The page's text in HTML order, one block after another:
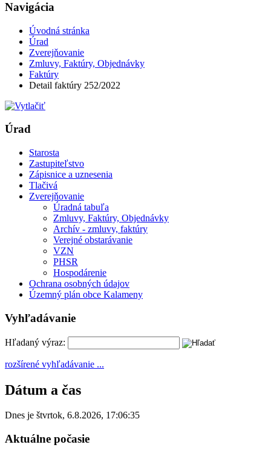
Navigácia
Úvodná stránka
Úrad
Zverejňovanie
Zmluvy, Faktúry, Objednávky
Faktúry
Detail faktúry 252/2022
Úrad
Starosta
Zastupiteľstvo
Zápisnice a uznesenia
Tlačivá
Zverejňovanie
Úradná tabuľa
Zmluvy, Faktúry, Objednávky
Archív - zmluvy, faktúry
Verejné obstarávanie
VZN
PHSR
Hospodárenie
Ochrana osobných údajov
Územný plán obce Kalameny
Vyhľadávanie
Hľadaný výraz:
rozšírené vyhľadávanie ...
Dátum a čas
Dnes je štvrtok, 6.8.2026, 17:06:35
Aktuálne počasie